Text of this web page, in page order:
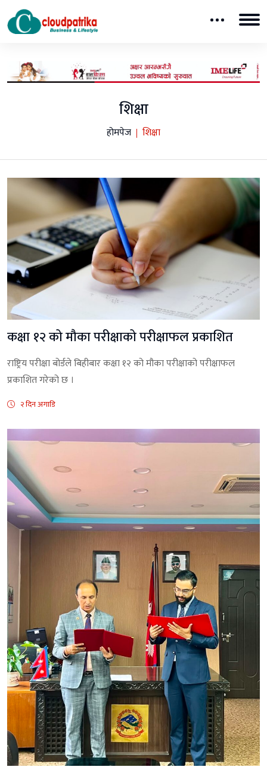
शिक्षा
होमपेज शिक्षा
कक्षा १२ को मौका परीक्षाको परीक्षाफल प्रकाशित
राष्ट्रिय परीक्षा बोर्डले बिहीबार कक्षा १२ को मौका परीक्षाको परीक्षाफल
प्रकाशित गरेको छ ।
२ दिन अगाडि